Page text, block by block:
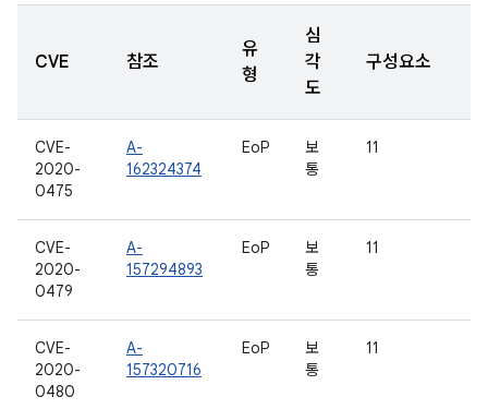
CVE 참조
유
형
심
각
도
구성요소
CVE-
2020-
0475
A-
162324374
EoP
보
통
11
CVE-
2020-
0479
A-
157294893
EoP
보
통
11
CVE-
2020-
0480
A-
157320716
EoP
보
통
11